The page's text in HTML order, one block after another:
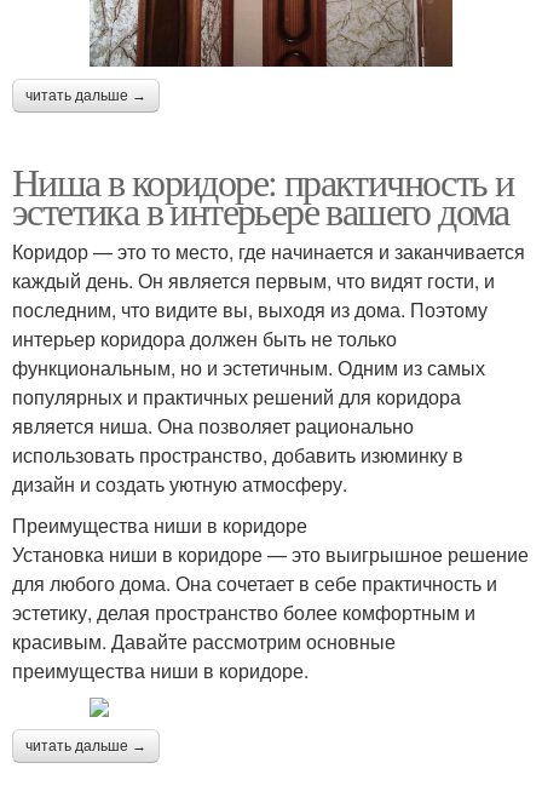
читать дальше →
Ниша в коридоре: практичность и
эстетика в интерьере вашего дома
Коридор — это то место, где начинается и заканчивается
каждый день. Он является первым, что видят гости, и
последним, что видите вы, выходя из дома. Поэтому
интерьер коридора должен быть не только
функциональным, но и эстетичным. Одним из самых
популярных и практичных решений для коридора
является ниша. Она позволяет рационально
использовать пространство, добавить изюминку в
дизайн и создать уютную атмосферу.
Преимущества ниши в коридоре
Установка ниши в коридоре — это выигрышное решение
для любого дома. Она сочетает в себе практичность и
эстетику, делая пространство более комфортным и
красивым. Давайте рассмотрим основные
преимущества ниши в коридоре.
читать дальше →